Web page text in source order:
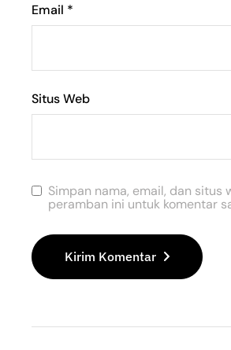
Email *
Situs Web
Simpan nama, email, dan situs
peramban ini untuk komentar
Kirim Komentar